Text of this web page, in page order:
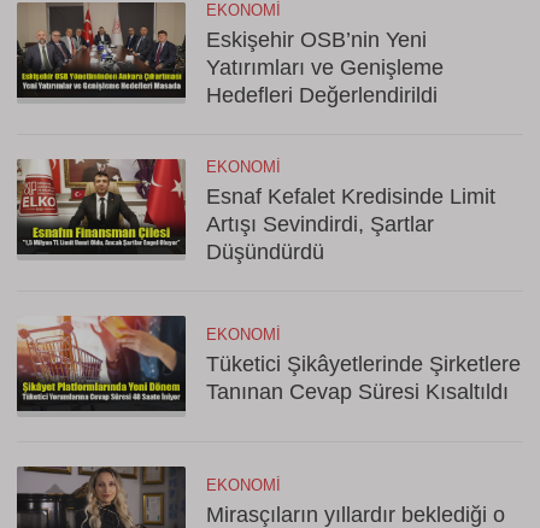
EKONOMI
Eskişehir OSB’nin Yeni
Yatırımları ve Genişleme
Hedefleri Değerlendirildi
EKONOMI
Esnaf Kefalet Kredisinde Limit
Artışı Sevindirdi, Şartlar
Düşündürdü
EKONOMI
Tüketici Şikâyetlerinde Şirketlere
Tanınan Cevap Süresi Kısaltıldı
EKONOMI
Mirasçıların yıllardır beklediği o